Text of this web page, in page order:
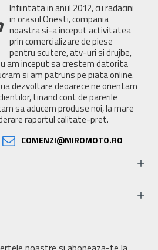
Infiintata in anul 2012, cu radacini
in orasul Onesti, compania
noastra si-a inceput activitatea
prin comercializare de piese
pentru scutere, atv-uri si drujbe,
am inceput sa crestem datorita
si am patruns pe piata online.
dezvoltare deoarece ne orientam
tinand cont de parerile
sa aducem produse noi, la mare
raportul calitate-pret.
COMENZI@MIROMOTO.RO